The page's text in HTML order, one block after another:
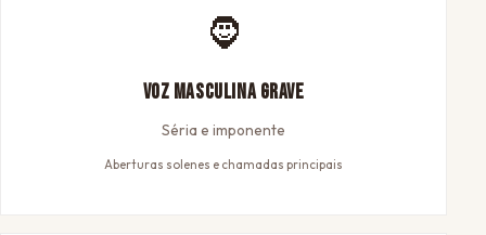
🧔
Voz Masculina Grave
Séria e imponente
Aberturas solenes e chamadas principais